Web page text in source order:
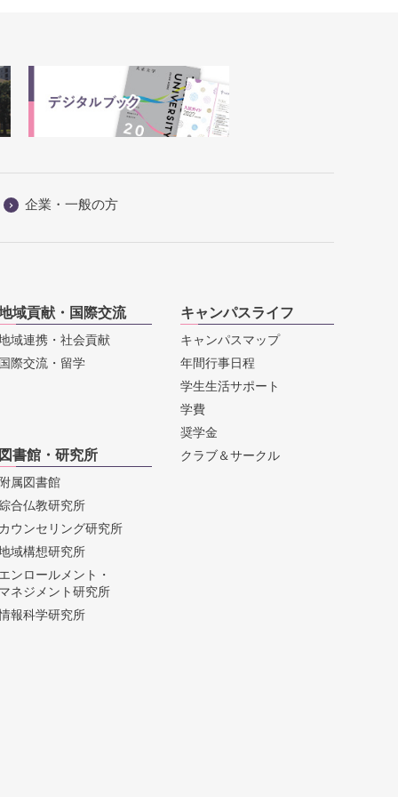
企業・一般の方
域貢献・国際交流
域連携・社会貢献
国際交流・留学
キャンパスライフ
キャンパスマップ
年間行事日程
学生生活サポート
学費
奨学金
クラブ＆サークル
図書館・研究所
属図書館
合仏教研究所
カウンセリング研究所
域構想研究所
エンロールメント・
マネジメント研究所
報科学研究所